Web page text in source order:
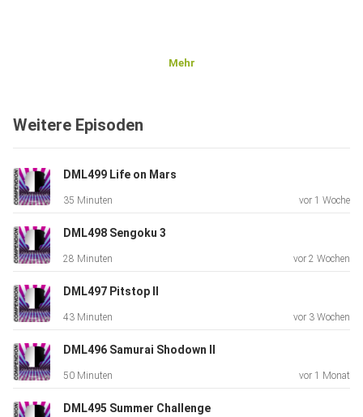
Mehr
Weitere Episoden
DML499 Life on Mars
35 Minuten vor 1 Woche
DML498 Sengoku 3
28 Minuten vor 2 Wochen
DML497 Pitstop II
43 Minuten vor 3 Wochen
DML496 Samurai Shodown II
50 Minuten vor 1 Monat
DML495 Summer Challenge